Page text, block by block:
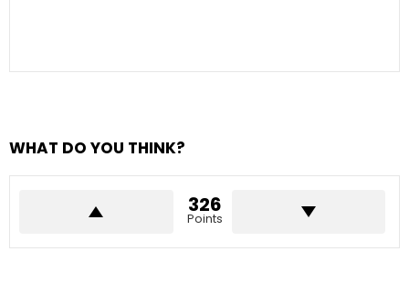
WHAT DO YOU THINK?
326
Points